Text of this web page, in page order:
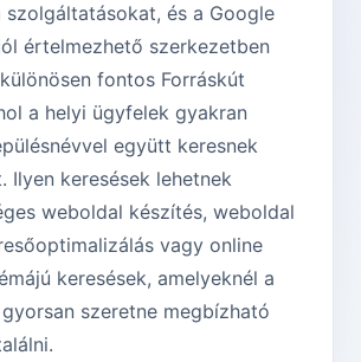
szolgáltatásokat, és a Google
értelmezhető szerkezetben
fontos Forráskút
a helyi ügyfelek gyakran
együtt keresnek
Ilyen keresések lehetnek
weboldal készítés, weboldal
vagy online
keresések, amelyeknél a
szeretne megbízható